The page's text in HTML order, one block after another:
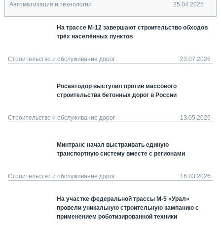
Автоматизация и технологии 25.04.2025
На трассе М-12 завершают строительство обходов
трёх населённых пунктов
Строительство и обслуживание дорог 23.07.2026
Росавтодор выступил против массового
строительства бетонных дорог в России
Строительство и обслуживание дорог 13.05.2026
Минтранс начал выстраивать единую
транспортную систему вместе с регионами
Строительство и обслуживание дорог 16.03.2026
На участке федеральной трассы М-5 «Урал»
провели уникальную строительную кампанию с
применением роботизированной техники